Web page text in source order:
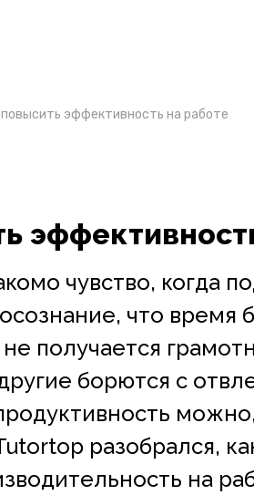
эффективность на работе
чувство, когда
что время
получается
борются с
разобрался,
на